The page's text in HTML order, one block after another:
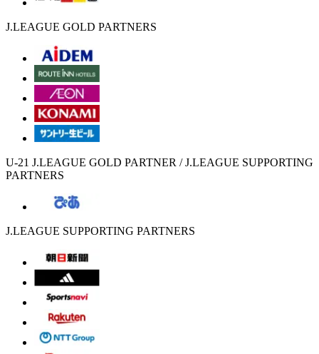
J.LEAGUE GOLD PARTNERS
U-21 J.LEAGUE GOLD PARTNER / J.LEAGUE SUPPORTING
PARTNERS
J.LEAGUE SUPPORTING PARTNERS